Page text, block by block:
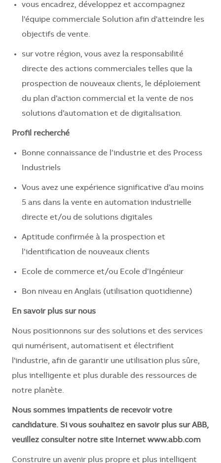
vous encadrez, développez et accompagnez
l'équipe commerciale Solution afin d'atteindre les
objectifs de vente.
sur votre région, vous avez la responsabilité
directe des actions commerciales telles que la
prospection de nouveaux clients, le déploiement
du plan d’action commercial et la vente de nos
solutions d’automation et de digitalisation.
Profil recherché
Bonne connaissance de l’industrie et des Process
Industriels
Vous avez une expérience significative d’au moins
5 ans dans la vente en automation industrielle
directe et/ou de solutions digitales
Aptitude confirmée à la prospection et
l’identification de nouveaux clients
Ecole de commerce et/ou Ecole d’Ingénieur
Bon niveau en Anglais (utilisation quotidienne)
En savoir plus sur nous
Nous positionnons sur des solutions et des services
qui numérisent, automatisent et électrifient
l'industrie, afin de garantir une utilisation plus sûre,
plus intelligente et plus durable des ressources de
notre planète.
Nous sommes impatients de recevoir votre
candidature. Si vous souhaitez en savoir plus sur ABB,
veuillez consulter notre site Internet www.abb.com
Construire un avenir plus propre et plus intelligent